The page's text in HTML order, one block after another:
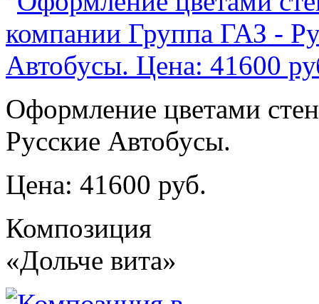
Оформление цветами
Русские Автобусы.
Цена: 41600 руб.
Композиция
«Дольче вита»